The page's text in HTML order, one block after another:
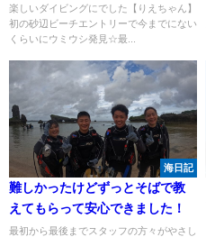
楽しいダイビングにでした【りえちゃん】
初の砂辺ビーチエントリーで今までにない
くらいにウミウシ発見☆最...
海日記
難しかったけどずっとそばで教
えてもらって安心できました！
最初から最後までスタッフの方々がやさし